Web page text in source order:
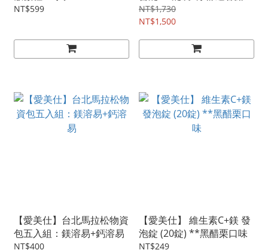
NT$599
2000mg沖泡飲-12包 《喝
的甘露醣+樺樹葉萃取物》
NT$1,730
NT$1,500
【愛美仕】台北馬拉松物資
包五入組：鎂溶易+鈣溶易
NT$400
【愛美仕】 維生素C+鎂 發
泡錠 (20錠) **黑醋栗口味
NT$249